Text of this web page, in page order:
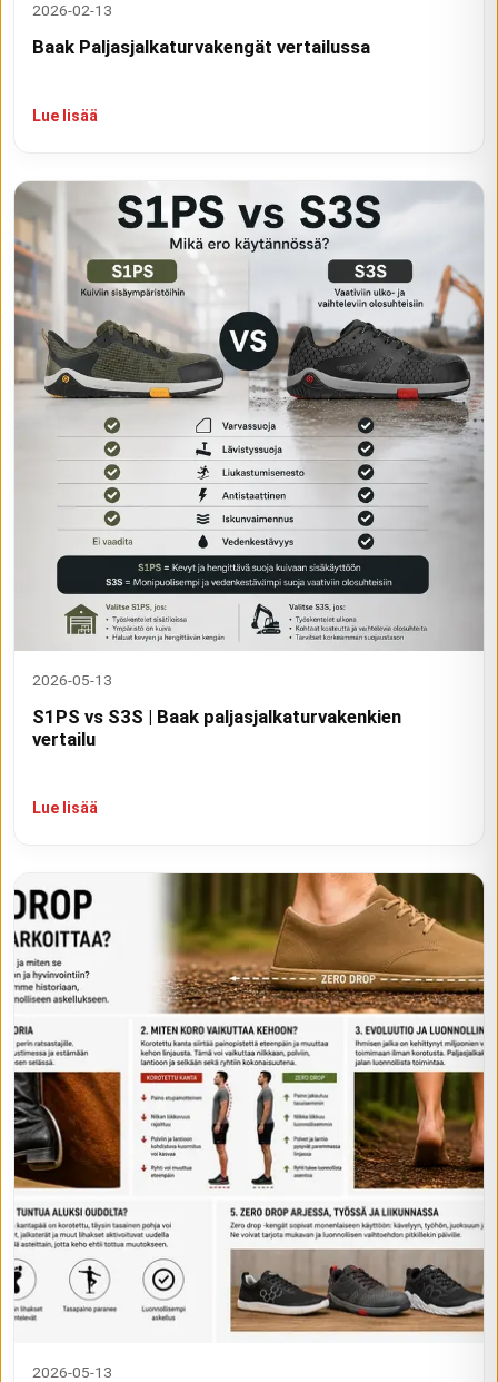
2026-02-13
Baak Paljasjalkaturvakengät vertailussa
Lue lisää
2026-05-13
S1PS vs S3S | Baak paljasjalkaturvakenkien
vertailu
Lue lisää
2026-05-13